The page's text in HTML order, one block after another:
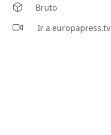
Bruto
Ir a europapress.tv